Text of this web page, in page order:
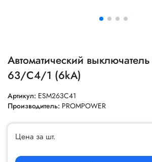
Автоматический
63/C4/1 (6kA)
Артикул: ESM263C41
Производитель: PROMPOWER
Цена за шт.